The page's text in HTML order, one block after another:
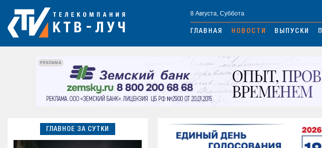
8 Августа, Суббота
ГЛАВНАЯ НОВОСТИ ВЫПУСКИ
РЕКЛАМА
ГЛАВНОЕ ЗА СУТКИ